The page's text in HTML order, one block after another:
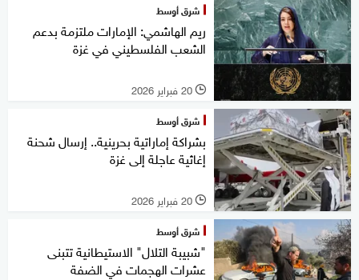
شرق أوسط
ريم الهاشمي: الإمارات ملتزمة بدعم
الشعب الفلسطيني في غزة
l 20 فبراير 2026
شرق أوسط
بشراكة إماراتية بحرينية.. إرسال شحنة
إغاثية عاجلة إلى غزة
l 20 فبراير 2026
شرق أوسط
"شبيبة التلال" الاستيطانية تتبنى
عشرات الهجمات في الضفة